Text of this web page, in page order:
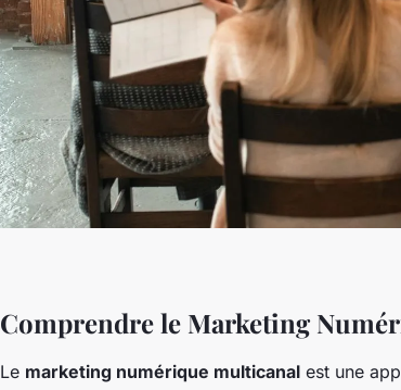
Comprendre le Marketing
Le marketing numérique multicanal est une